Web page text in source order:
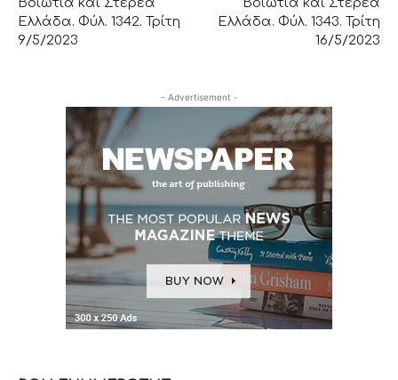
Ελλάδα. Φύλ. 1342. Τρίτη
9/5/2023
Ελλάδα. Φύλ. 1343. Τρίτη
16/5/2023
- Advertisement -